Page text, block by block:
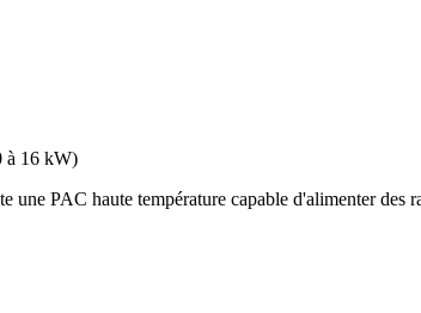
à 16 kW)
PAC haute température capable d'alimenter des